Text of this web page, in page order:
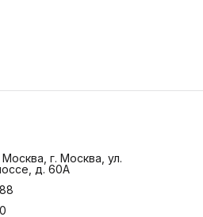
г. Москва, ул.
д. 60А